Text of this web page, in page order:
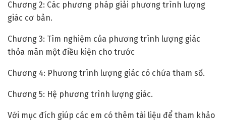
Chương 2: Các phương pháp giải phương trình lượng
giác cơ bản.
Chương 3: Tìm nghiệm của phương trình lượng giác
thỏa mãn một điều kiện cho trước
Chương 4: Phương trình lượng giác có chứa tham số.
Chương 5: Hệ phương trình lượng giác.
Với mục đích giúp các em có thêm tài liệu để tham khảo